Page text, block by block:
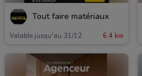
Tout faire matériaux
Valable jusqu'au 31/12 6.4 km